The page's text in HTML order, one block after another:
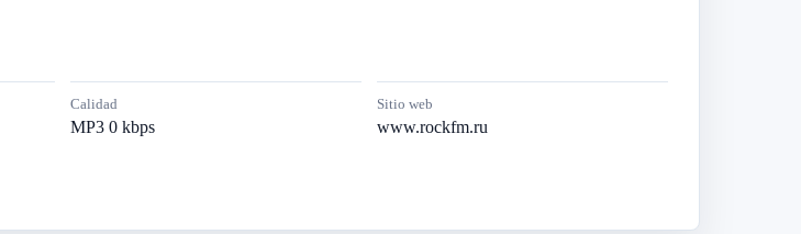
Calidad
MP3 0 kbps
Sitio web
www.rockfm.ru